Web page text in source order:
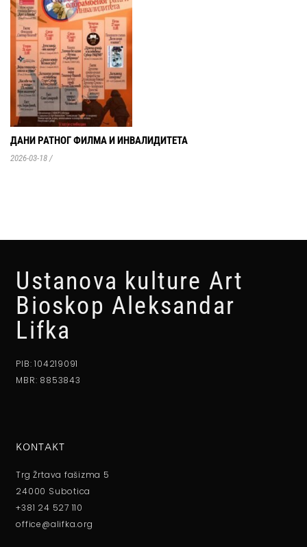
ДАНИ РАТНОГ ФИЛМА И ИНВАЛИДИТЕТА
2026-03-18 /
Ustanova kulture Art
Bioskop Aleksandar
Lifka
PIB: 104219091
MBR: 8853843
KONTAKT
Trg Žrtava fašizma 5
24000 Subotica
+381 24 527 110
office@alifka.org